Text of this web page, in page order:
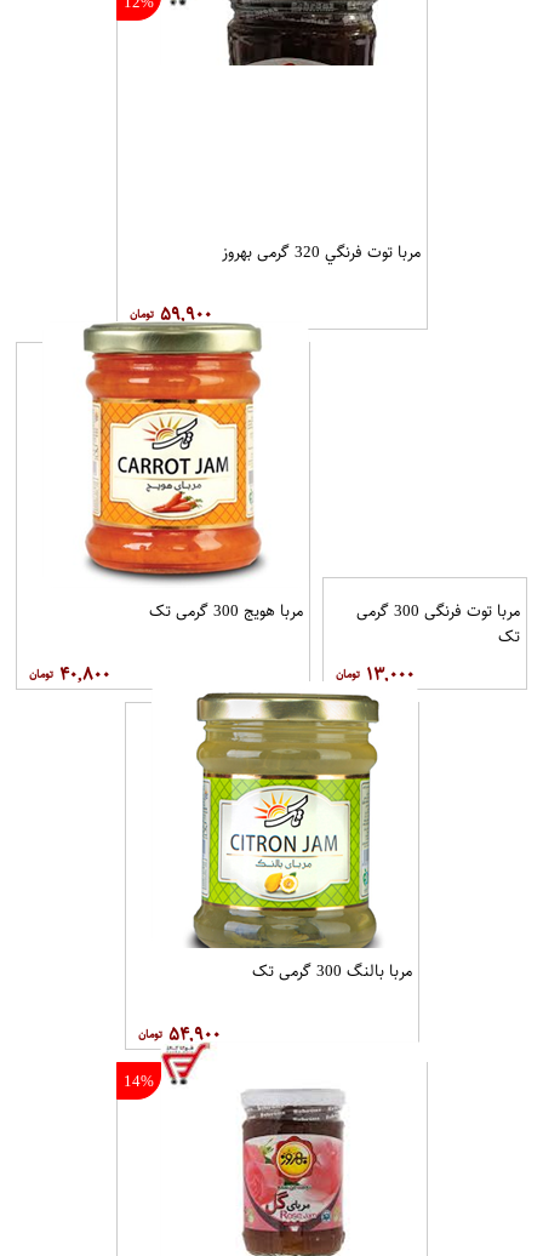
مربا توت فرنگي 320 گرمی بهروز
۵۹,۹۰۰
مربا توت فرنگی 300 گرمی
تک
۱۳,۰۰۰
مربا هویج 300 گرمی تک
۴۰,۸۰۰
مربا بالنگ 300 گرمی تک
۵۴,۹۰۰
14%